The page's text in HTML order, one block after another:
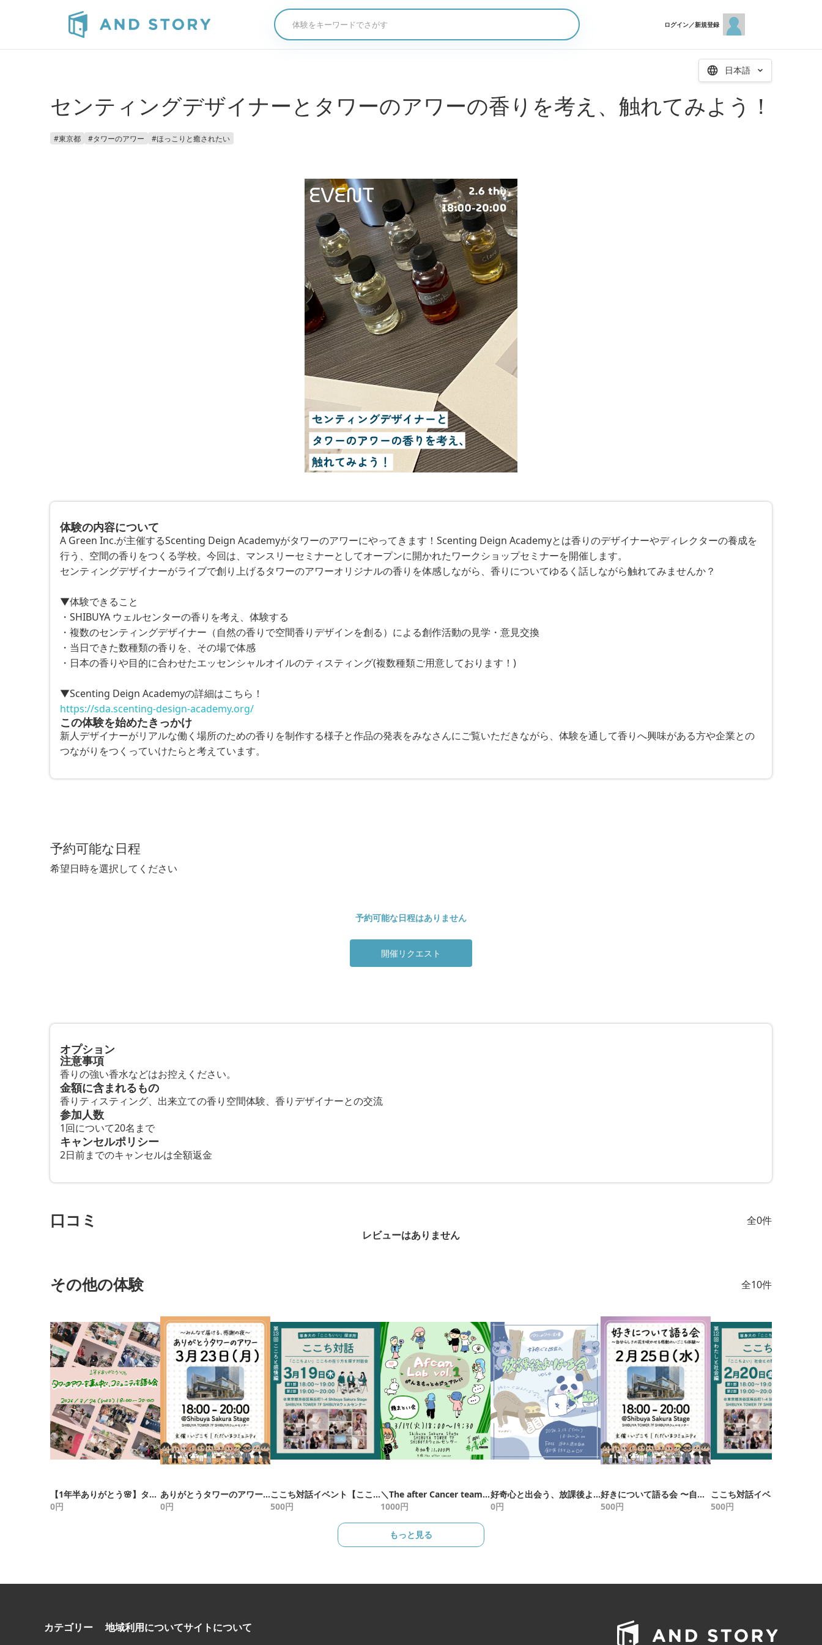
体験をキーワードでさがす ログイン／新規登録
日本語
センティングデザイナーとタワーのアワーの香りを考え、触れてみよう！
#東京都 #タワーのアワー #ほっこりと癒されたい
体験の内容について
A Green Inc.が主催するScenting Deign Academyがタワーのアワーにやってきます！Scenting Deign Academyとは香りのデザイナーやディレクターの養成を
行う、空間の香りをつくる学校。今回は、マンスリーセミナーとしてオープンに開かれたワークショップセミナーを開催します。
センティングデザイナーがライブで創り上げるタワーのアワーオリジナルの香りを体感しながら、香りについてゆるく話しながら触れてみませんか？
▼体験できること
・SHIBUYA ウェルセンターの香りを考え、体験する
・複数のセンティングデザイナー（自然の香りで空間香りデザインを創る）による創作活動の見学・意見交換
・当日できた数種類の香りを、その場で体感
・日本の香りや目的に合わせたエッセンシャルオイルのティスティング(複数種類ご用意しております！)
▼Scenting Deign Academyの詳細はこちら！
https://sda.scenting-design-academy.org/
この体験を始めたきっかけ
新人デザイナーがリアルな働く場所のための香りを制作する様子と作品の発表をみなさんにご覧いただきながら、体験を通して香りへ興味がある方や企業との
つながりをつくっていけたらと考えています。
予約可能な日程
希望日時を選択してください
予約可能な日程はありません
開催リクエスト
オプション
注意事項
香りの強い香水などはお控えください。
金額に含まれるもの
香りティスティング、出来立ての香り空間体験、香りデザイナーとの交流
参加人数
1回について20名まで
キャンセルポリシー
2日前までのキャンセルは全額返金
口コミ
全0件
レビューはありません
その他の体験 全10件
【1年半ありがとう🌸】タワーのアワーを真ん中に、コミュニティを語る会
0円
ありがとうタワーのアワー 〜みんなで届ける、感謝の夜〜
0円
ここち対話イベント【こころと感情編】vol.13 〜「ここちよい」こころの在り方を探す対話会 〜
500円
＼The after Cancer team Lab｜がんをもっとカジュアルに／ 頭纏い会 vol.1
1000円
好奇心と出会う、放課後よりみち会 vol.4
0円
好きについて語る会 〜自分らしさの花を咲かせる感動のいごこち体験〜
500円
500円
もっと見る
カテゴリー 地域利用についてサイトについて